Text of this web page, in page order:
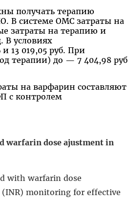
получать терапию
В системе ОМС затраты на
затраты на терапию и
В условиях
13 019,05 руб. При
терапии) до — 7 404,98 руб
на варфарин составляют
с контролем
warfarin dose ajustment in
with warfarin dose
monitoring for effective